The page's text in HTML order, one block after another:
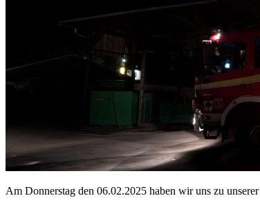
Am Donnerstag den 06.02.2025 haben wir uns zu